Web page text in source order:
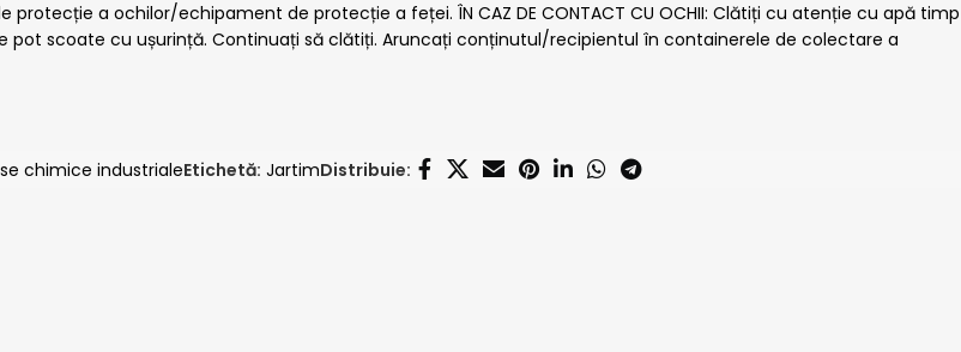
a ochilor/echipament de protecție a feței. ÎN CAZ DE CONTACT CU OCHII: Clătiți cu atenție cu apă timp
scoate cu ușurință. Continuați să clătiți. Aruncați conținutul/recipientul în containerele de colectare a
chimice industrialeEtichetă: JartimDistribuie: